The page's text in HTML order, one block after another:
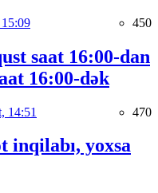
450
saat 16:00-dan
16:00-dək
14:51 470
inqilabı, yoxsa